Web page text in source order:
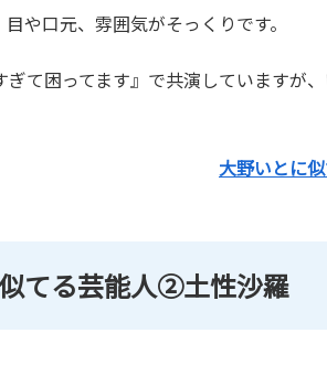
や口元、雰囲気がそっくりです。
て困ってます』で共演していますが
大野いとに
てる芸能人②土性沙羅